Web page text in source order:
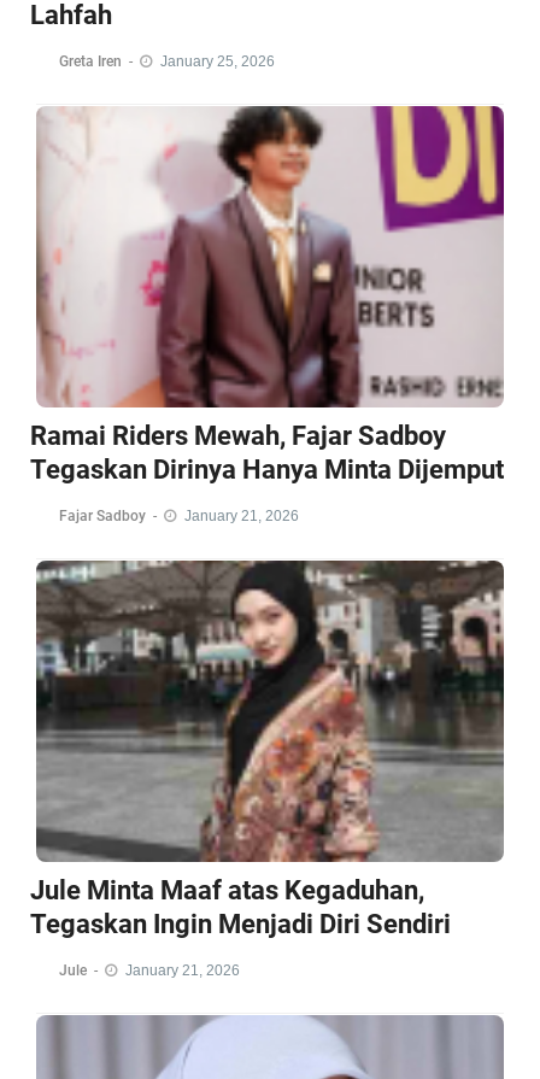
Lahfah
Greta Iren - January 25, 2026
Ramai Riders Mewah, Fajar Sadboy
Tegaskan Dirinya Hanya Minta Dijemput
Fajar Sadboy - January 21, 2026
Jule Minta Maaf atas Kegaduhan,
Tegaskan Ingin Menjadi Diri Sendiri
Jule - January 21, 2026